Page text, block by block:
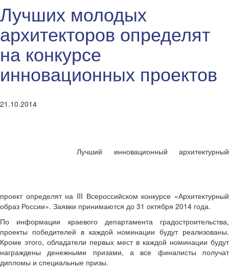
Лучших молодых
архитекторов определят
на конкурсе
инновационных проектов
21.10.2014
Лучший инновационный архитектурный
проект определят на III Всероссийском конкурсе «Архитектурный
образ России». Заявки принимаются до 31 октября 2014 года.
По информации краевого департамента градостроительства,
проекты победителей в каждой номинации будут реализованы.
Кроме этого, обладатели первых мест в каждой номинации будут
награждены денежными призами, а все финалисты получат
дипломы и специальные призы.